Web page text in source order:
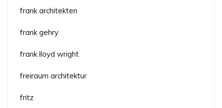
frank architekten
frank gehry
frank lloyd wright
freiraum architektur
fritz